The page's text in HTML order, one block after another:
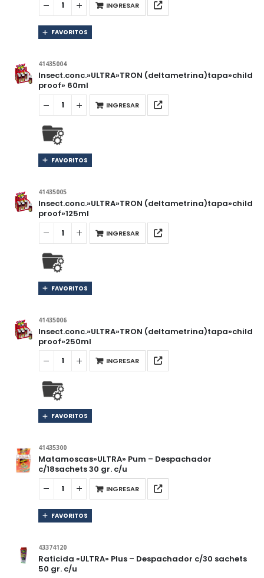
INGRESAR
FAVORITOS
41435004
Insect.conc.»ULTRA»TRON (deltametrina)tapa»child
proof» 60ml
INGRESAR
FAVORITOS
41435005
Insect.conc.»ULTRA»TRON (deltametrina)tapa»child
proof»125ml
INGRESAR
FAVORITOS
41435006
Insect.conc.»ULTRA»TRON (deltametrina)tapa»child
proof»250ml
INGRESAR
FAVORITOS
41435300
Matamoscas»ULTRA» Pum – Despachador
c/18sachets 30 gr. c/u
INGRESAR
FAVORITOS
43374120
Raticida «ULTRA» Plus – Despachador c/30 sachets
50 gr. c/u